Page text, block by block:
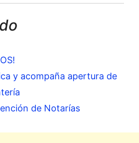
y acompaña apertura de
de Notarías